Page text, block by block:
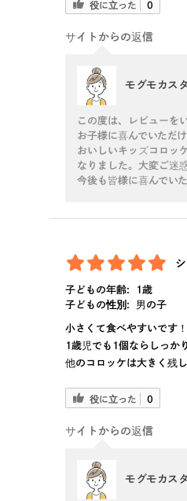
役に立った 0
サイトからの返信
モグモカス
この度は、レビューを
お子様に喜んでいただ
おいしいキッズコロッ
なりました。大変ご迷
今後も皆様に喜んでい
子どもの年齢:
1歳
子どもの性別:
男の子
小さくて食べやすいです！
1歳児でも1個ならしっか
他のコロッケは大きく残
役に立った 0
サイトからの返信
モグモカス